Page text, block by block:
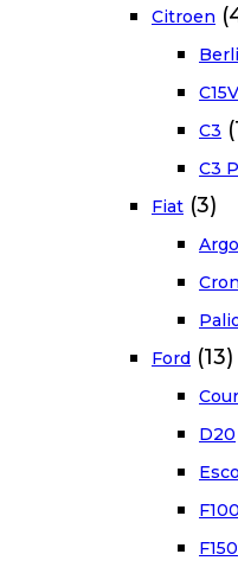
Citroen
C3
C3
Fiat (3)
Argo
Ford (13)
D20
F100
F150